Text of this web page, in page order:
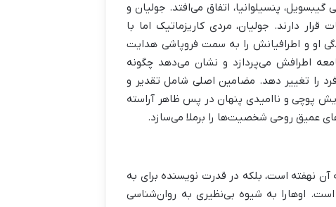
شهر خیالی گیبسویل، پنسیلوانیا، اتفاق می‌افتد. جولیان و
دارند. جولیان، مردی کاریزماتیک اما با
او و اطرافیانش را به سمت فروپاشی هدایت
اطرافش می‌پردازد و نشان می‌دهد چگونه
را تغییر دهد. مضامین اصلی شامل تقدیر و
پوچی و ناامیدی پنهان در پس ظاهر آراسته
عمیق روحی شخصیت‌ها را برملا می‌سازد.
نهفته است، بلکه در قدرت نویسنده برای به
اوهارا به شیوه بی‌نظیری به روان‌شناسی